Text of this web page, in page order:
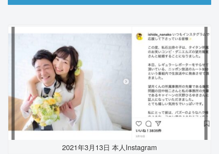
2021年3月13日 本人Instagram